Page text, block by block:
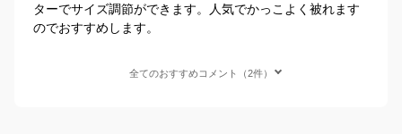
ターでサイズ調節ができます。人気でかっこよく被れます
のでおすすめします。
全てのおすすめコメント（2件）